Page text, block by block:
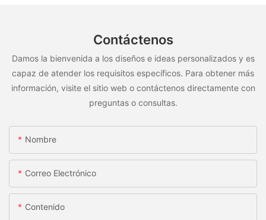
Contáctenos
Damos la bienvenida a los diseños e ideas personalizados y es
capaz de atender los requisitos específicos. Para obtener más
información, visite el sitio web o contáctenos directamente con
preguntas o consultas.
Nombre
Correo Electrónico
Contenido